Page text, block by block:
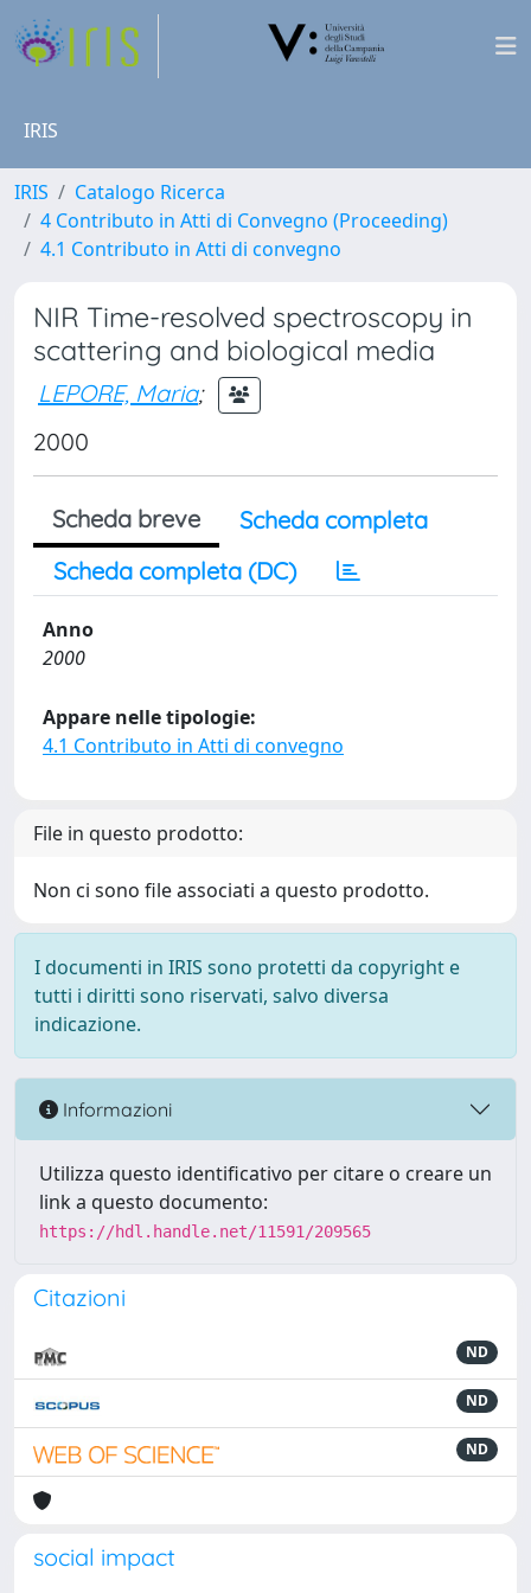
IRIS
IRIS
Catalogo Ricerca
4 Contributo in Atti di Convegno (Proceeding)
4.1 Contributo in Atti di convegno
NIR Time-resolved spectroscopy in
scattering and biological media
LEPORE, Maria;
2000
Scheda breve
Scheda completa
Scheda completa (DC)
Anno
2000
Appare nelle tipologie:
4.1 Contributo in Atti di convegno
File in questo prodotto:
Non ci sono file associati a questo prodotto.
I documenti in IRIS sono protetti da copyright e
tutti i diritti sono riservati, salvo diversa
indicazione.
Informazioni
Utilizza questo identificativo per citare o creare un
link a questo documento:
https://hdl.handle.net/11591/209565
Citazioni
ND
ND
ND
social impact